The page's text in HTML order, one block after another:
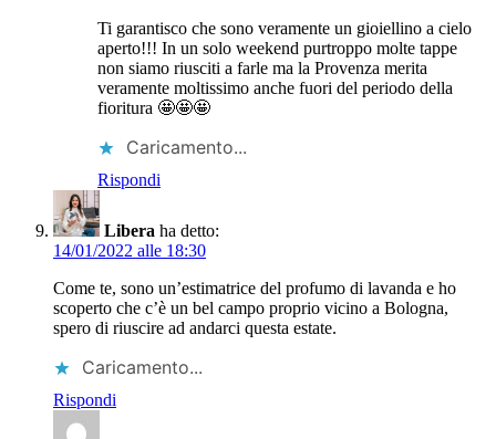
Ti garantisco che sono veramente un gioiellino a cielo
aperto!!! In un solo weekend purtroppo molte tappe
non siamo riusciti a farle ma la Provenza merita
veramente moltissimo anche fuori del periodo della
fioritura 🤩🤩🤩
Caricamento...
Rispondi
Libera ha detto:
14/01/2022 alle 18:30
Come te, sono un’estimatrice del profumo di lavanda e ho
scoperto che c’è un bel campo proprio vicino a Bologna,
spero di riuscire ad andarci questa estate.
Caricamento...
Rispondi